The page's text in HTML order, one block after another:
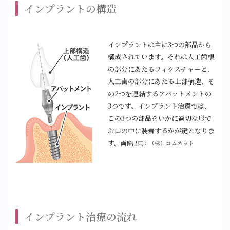
インプラントの構造
インプラントは主に3つの部品から
構成されています。それは人工歯根
の部分にあたるフィクスチャーと、
人工歯の部分にあたる上部構造、そ
の2つを連結するアバットメントの
3つです。インプラント治療では、
この3つの部品をいかに適切な形で
お口の中に装着するかが鍵となりま
す。 画像出典：（株）コムネット
インプラント治療の流れ